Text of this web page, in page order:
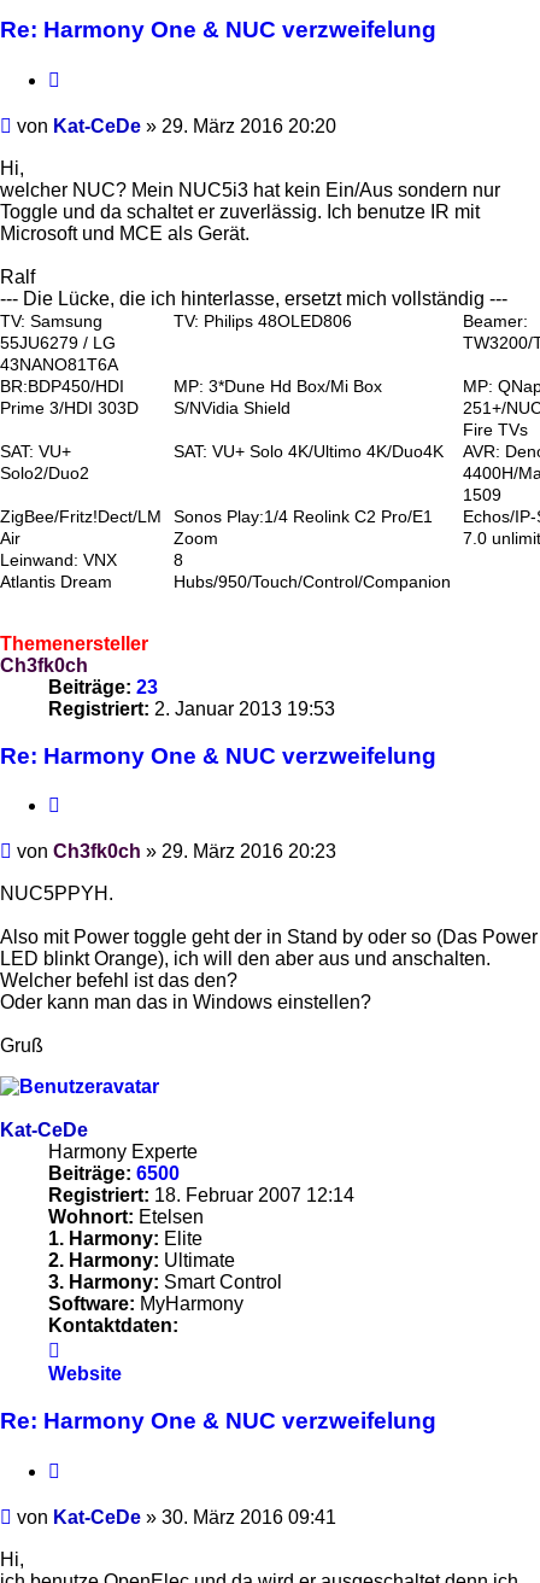
CeDe
Re: Harmony One & NUC verzweifelung
Beitrag
von Kat-CeDe » 29. März 2016 20:20
Hi,
welcher NUC? Mein NUC5i3 hat kein Ein/Aus sondern nur
Toggle und da schaltet er zuverlässig. Ich benutze IR mit
Microsoft und MCE als Gerät.
Ralf
--- Die Lücke, die ich hinterlasse, ersetzt mich vollständig ---
TV: Samsung
55JU6279 / LG
43NANO81T6A
TV: Philips 48OLED806
Beamer:
TW3200/
BR:BDP450/HDI
Prime 3/HDI 303D
MP: 3*Dune Hd Box/Mi Box
S/NVidia Shield
MP:
251+/
Fire TVs
SAT: VU+
Solo2/Duo2
SAT: VU+ Solo 4K/Ultimo 4K/Duo4K
AVR:
4400H/
1509
ZigBee/Fritz!Dect/LM
Air
Sonos Play:1/4 Reolink C2 Pro/E1
Zoom
Echos/
7.0
Leinwand: VNX
Atlantis Dream
8
Hubs/950/Touch/Control/Companion
Themenersteller
Ch3fk0ch
Beiträge: 23
Registriert: 2. Januar 2013 19:53
Re: Harmony One & NUC verzweifelung
Beitrag
von Ch3fk0ch » 29. März 2016 20:23
NUC5PPYH.
Also mit Power toggle geht der in Stand by oder so (Das Power
LED blinkt Orange), ich will den aber aus und anschalten.
Welcher befehl ist das den?
Oder kann man das in Windows einstellen?
Gruß
Kat-CeDe
Harmony Experte
Beiträge: 6500
Registriert: 18. Februar 2007 12:14
Wohnort: Etelsen
1. Harmony: Elite
2. Harmony: Ultimate
3. Harmony: Smart Control
Software: MyHarmony
Kontaktdaten:
von
Website
Re: Harmony One & NUC verzweifelung
Beitrag
von Kat-CeDe » 30. März 2016 09:41
Hi,